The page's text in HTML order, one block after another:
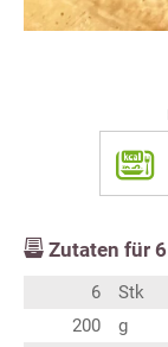
Zutaten für 6
6 Stk
200
g